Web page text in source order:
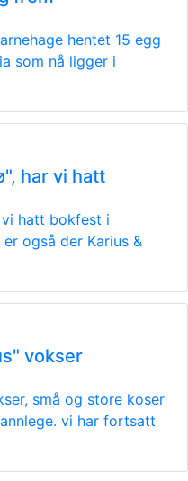
hentet 15 egg
som nå ligger i
har vi hatt
vi hatt bokfest i
også der Karius &
vokser
små og store koser
vi har fortsatt